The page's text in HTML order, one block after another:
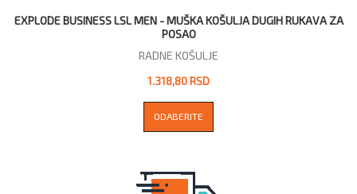
EXPLODE BUSINESS LSL MEN - MUŠKA KOŠULJA DUGIH RUKAVA ZA
POSAO
RADNE KOŠULJE
1.318,80 RSD
ODABERITE